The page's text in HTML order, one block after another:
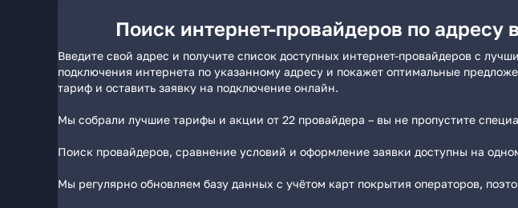
Поиск интернет-провайдеров по адресу
Введите свой адрес и получите список доступных интернет-провайдеров с
подключения интернета по указанному адресу и покажет оптимальные
тариф и оставить заявку на подключение онлайн.
Мы собрали лучшие тарифы и акции от 22 провайдера – вы не пропустите
Поиск провайдеров, сравнение условий и оформление заявки доступны на
Мы регулярно обновляем базу данных с учётом карт покрытия операторов,